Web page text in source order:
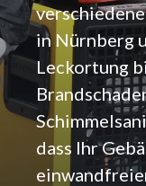
in Nürnberg
Leckortung
dass Ihr